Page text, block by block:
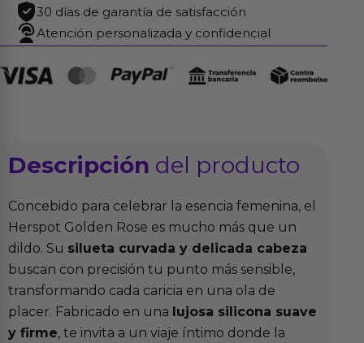
30 días de garantía de satisfacción
Atención personalizada y confidencial
Descripción del producto
Concebido para celebrar la esencia femenina, el
Herspot Golden Rose es mucho más que un
dildo. Su silueta curvada y delicada cabeza
buscan con precisión tu punto más sensible,
transformando cada caricia en una ola de
placer. Fabricado en una lujosa silicona suave
y firme, te invita a un viaje íntimo donde la